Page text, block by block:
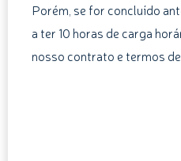
Porém, se for concluído
a ter 10 horas de carga
nosso contrato e termos